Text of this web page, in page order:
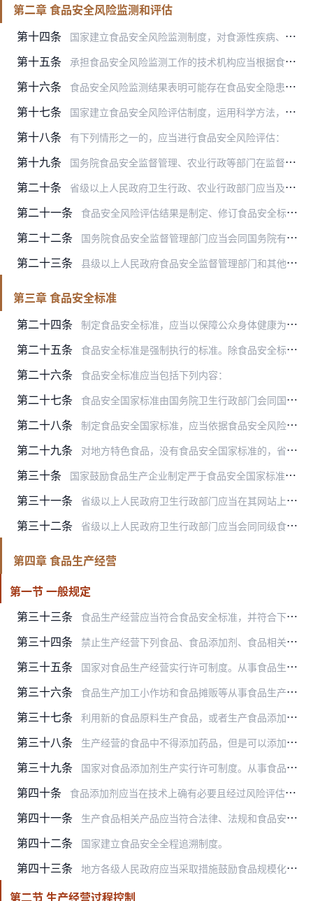
第二章 食品安全风险监测和评估
第十四条
国家建立食品安全风险监测制度，对食源性疾病、食品污染以及食品中的有害因素进行监测。
第十五条 承担食品安全风险监测工作的技术机构应当根据食品安全风险监测计划和监测方案开展监测工作，保证监测数据真实、准确，并按照食品安全风险监测计划和监测方案的要求报送监测…
第十六条 食品安全风险监测结果表明可能存在食品安全隐患的，县级以上人民政府卫生行政部门应当及时将相关信息通报同级食品安全监督管理等部门，并报告本级人民政府和上级人民政府卫…
第十七条 国家建立食品安全风险评估制度，运用科学方法，根据食品安全风险监测信息、科学数据以及有关信息，对食品、食品添加剂、食品相关产品中生物性、化学性和物理性危害因素进行…
第十八条 有下列情形之一的，应当进行食品安全风险评估：
第十九条 国务院食品安全监督管理、农业行政等部门在监督管理工作中发现需要进行食品安全风险评估的，应当向国务院卫生行政部门提出食品安全风险评估的建议，并提供风险来源、相关检…
第二十条 省级以上人民政府卫生行政、农业行政部门应当及时相互通报食品、食用农产品安全风险监测信息。
第二十一条 食品安全风险评估结果是制定、修订食品安全标准和实施食品安全监督管理的科学依据。
第二十二条 国务院食品安全监督管理部门应当会同国务院有关部门，根据食品安全风险评估结果、食品安全监督管理信息，对食品安全状况进行综合分析。对经综合分析表明可能具有较高程度安…
第二十三条 县级以上人民政府食品安全监督管理部门和其他有关部门、食品安全风险评估专家委员会及其技术机构，应当按照科学、客观、及时、公开的原则，组织食品生产经营者、食品检验机…
第三章 食品安全标准
第二十四条
制定食品安全标准，应当以保障公众身体健康为宗旨，做到科学合理、安全可靠。
第二十五条 食品安全标准是强制执行的标准。除食品安全标准外，不得制定其他食品强制性标准。
第二十六条 食品安全标准应当包括下列内容：
第二十七条 食品安全国家标准由国务院卫生行政部门会同国务院食品安全监督管理部门制定、公布，国务院标准化行政部门提供国家标准编号。
第二十八条 制定食品安全国家标准，应当依据食品安全风险评估结果并充分考虑食用农产品安全风险评估结果，参照相关的国际标准和国际食品安全风险评估结果，并将食品安全国家标准草案向…
第二十九条 对地方特色食品，没有食品安全国家标准的，省、自治区、直辖市人民政府卫生行政部门可以制定并公布食品安全地方标准，报国务院卫生行政部门备案。食品安全国家标准制定后，…
第三十条 国家鼓励食品生产企业制定严于食品安全国家标准或者地方标准的企业标准，在本企业适用，并报省、自治区、直辖市人民政府卫生行政部门备案。
第三十一条 省级以上人民政府卫生行政部门应当在其网站上公布制定和备案的食品安全国家标准、地方标准和企业标准，供公众免费查阅、下载。
第三十二条 省级以上人民政府卫生行政部门应当会同同级食品安全监督管理、农业行政等部门，分别对食品安全国家标准和地方标准的执行情况进行跟踪评价，并根据评价结果及时修订食品安全…
第四章 食品生产经营
第一节 一般规定
第三十三条
食品生产经营应当符合食品安全标准，并符合下列要求：
第三十四条 禁止生产经营下列食品、食品添加剂、食品相关产品：
第三十五条 国家对食品生产经营实行许可制度。从事食品生产、食品销售、餐饮服务，应当依法取得许可。但是，销售食用农产品和仅销售预包装食品的，不需要取得许可。仅销售预包装食品的…
第三十六条 食品生产加工小作坊和食品摊贩等从事食品生产经营活动，应当符合本法规定的与其生产经营规模、条件相适应的食品安全要求，保证所生产经营的食品卫生、无毒、无害，食品安全…
第三十七条 利用新的食品原料生产食品，或者生产食品添加剂新品种、食品相关产品新品种，应当向国务院卫生行政部门提交相关产品的安全性评估材料。国务院卫生行政部门应当自收到申请之…
第三十八条 生产经营的食品中不得添加药品，但是可以添加按照传统既是食品又是中药材的物质。按照传统既是食品又是中药材的物质目录由国务院卫生行政部门会同国务院食品安全监督管理部…
第三十九条 国家对食品添加剂生产实行许可制度。从事食品添加剂生产，应当具有与所生产食品添加剂品种相适应的场所、生产设备或者设施、专业技术人员和管理制度，并依照本法第三十五条…
第四十条 食品添加剂应当在技术上确有必要且经过风险评估证明安全可靠，方可列入允许使用的范围；有关食品安全国家标准应当根据技术必要性和食品安全风险评估结果及时修订。
第四十一条 生产食品相关产品应当符合法律、法规和食品安全国家标准。对直接接触食品的包装材料等具有较高风险的食品相关产品，按照国家有关工业产品生产许可证管理的规定实施生产许可…
第四十二条 国家建立食品安全全程追溯制度。
第四十三条 地方各级人民政府应当采取措施鼓励食品规模化生产和连锁经营、配送。
第二节 生产经营过程控制